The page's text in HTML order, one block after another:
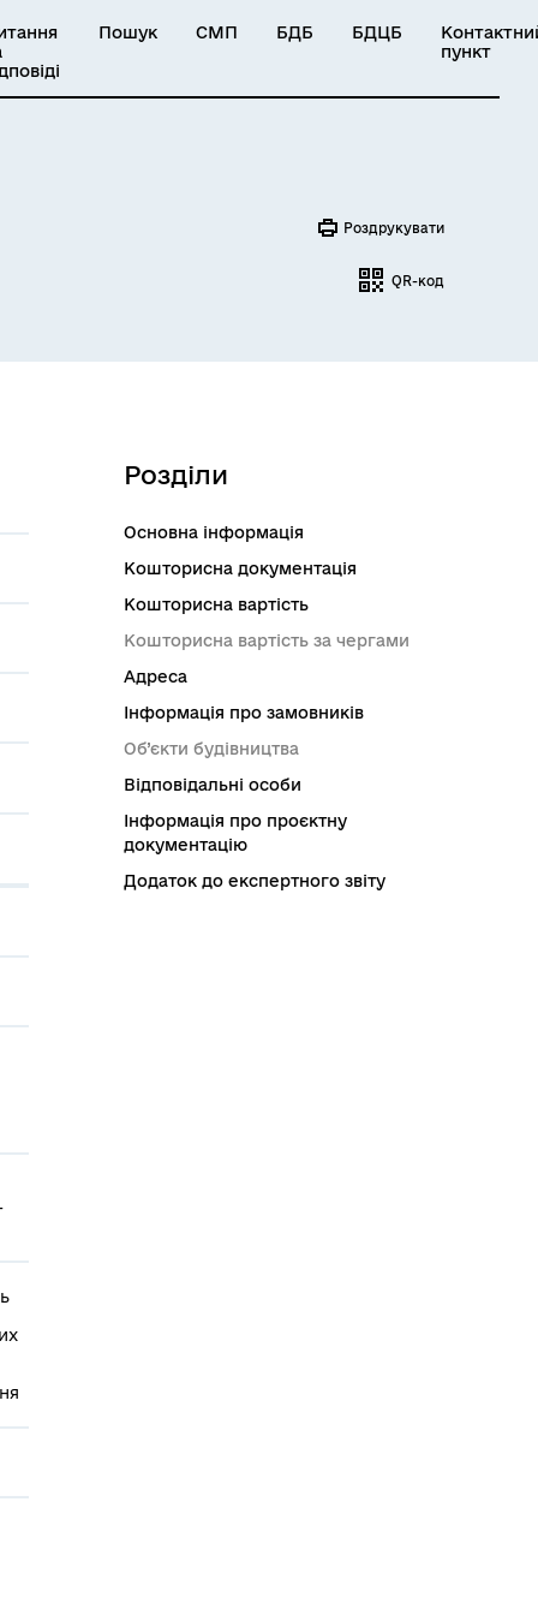
Пошук СМП БДБ БДЦБ
пункт
Роздрукувати
QR-код
Розділи
Основна інформація
Кошторисна документація
Кошторисна вартість
Кошторисна вартість за чергами
Адреса
Інформація про замовників
Об’єкти будівництва
Відповідальні особи
Інформація про проєктну
документацію
Додаток до експертного звіту